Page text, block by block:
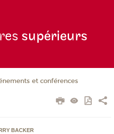
supérieurs
et conférences
BACKER